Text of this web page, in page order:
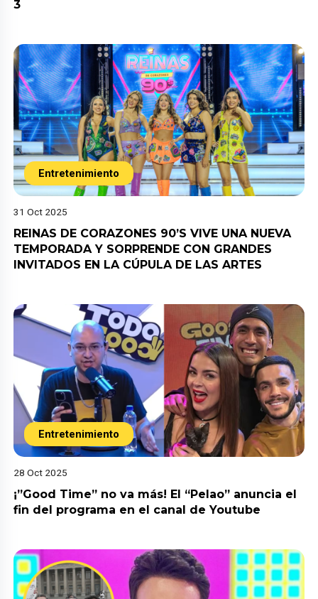
3
Entretenimiento
31 Oct 2025
REINAS DE CORAZONES 90’S VIVE UNA NUEVA
TEMPORADA Y SORPRENDE CON GRANDES
INVITADOS EN LA CÚPULA DE LAS ARTES
Entretenimiento
28 Oct 2025
¡”Good Time” no va más! El “Pelao” anuncia el
fin del programa en el canal de Youtube